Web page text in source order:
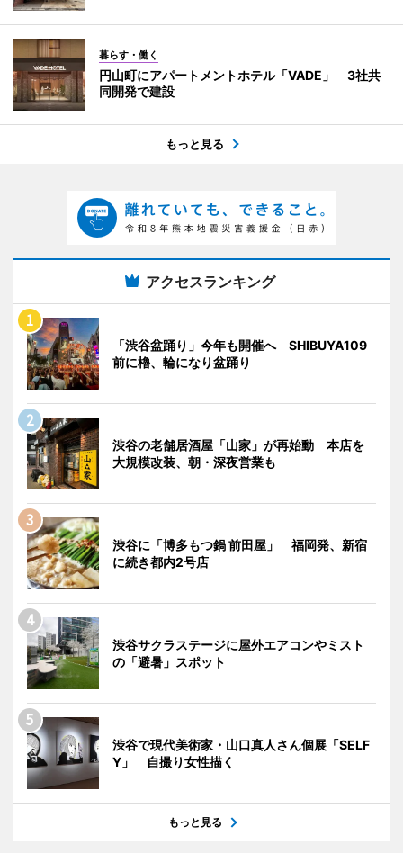
暮らす・働く
円山町にアパートメントホテル「VADE」 3社共
同開発で建設
もっと見る
アクセスランキング
「渋谷盆踊り」今年も開催へ SHIBUYA109
前に櫓、輪になり盆踊り
渋谷の老舗居酒屋「山家」が再始動 本店を
大規模改装、朝・深夜営業も
渋谷に「博多もつ鍋 前田屋」 福岡発、新宿
に続き都内2号店
渋谷サクラステージに屋外エアコンやミスト
の「避暑」スポット
渋谷で現代美術家・山口真人さん個展「SELF
Y」 自撮り女性描く
もっと見る